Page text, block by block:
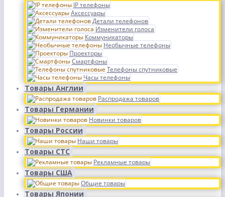
IP телефоны
Аксессуары
Детали телефонов
Изменители голоса
Коммуникаторы
Необычные телефоны
Проекторы
Смартфоны
Телефоны спутниковые
Часы телефоны
Товары Англии
Распродажа товаров
Товары Германии
Новинки товаров
Товары России
Наши товары
Товары СТС
Рекламные товары
Товары США
Общие товары
Товары Японии